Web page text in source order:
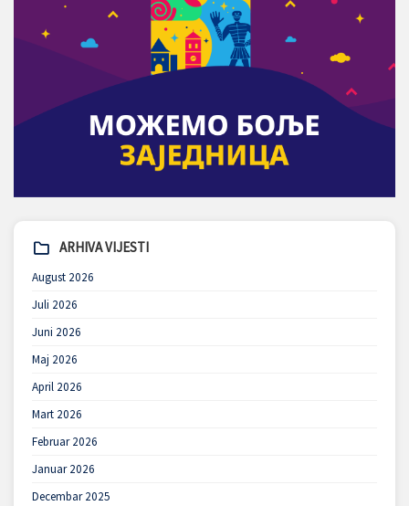
ARHIVA VIJESTI
August 2026
Juli 2026
Juni 2026
Maj 2026
April 2026
Mart 2026
Februar 2026
Januar 2026
Decembar 2025